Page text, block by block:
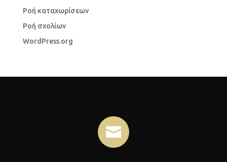
Ροή καταχωρίσεων
Ροή σχολίων
WordPress.org
